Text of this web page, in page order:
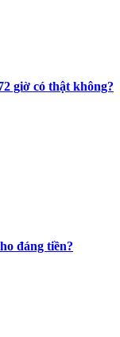
giờ có thật không?
đáng tiền?